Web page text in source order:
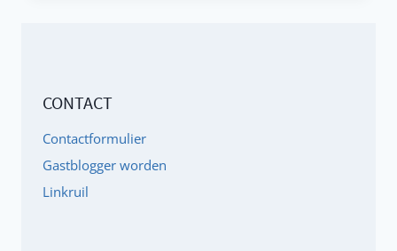
CONCENTRATIE,
EN
CONTACT
Contactformulier
Gastblogger worden
Linkruil